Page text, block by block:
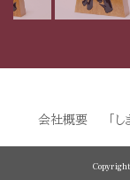
会社概要 「
Copyright